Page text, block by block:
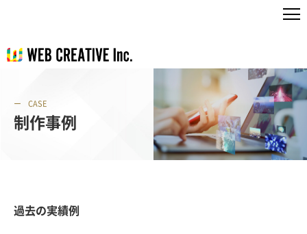
CASE
制作事例
過去の実績例